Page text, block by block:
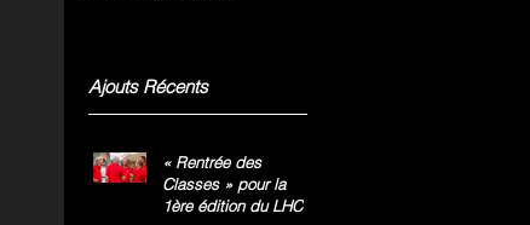
Ajouts Récents
« Rentrée des
Classes » pour la
1ère édition du LHC